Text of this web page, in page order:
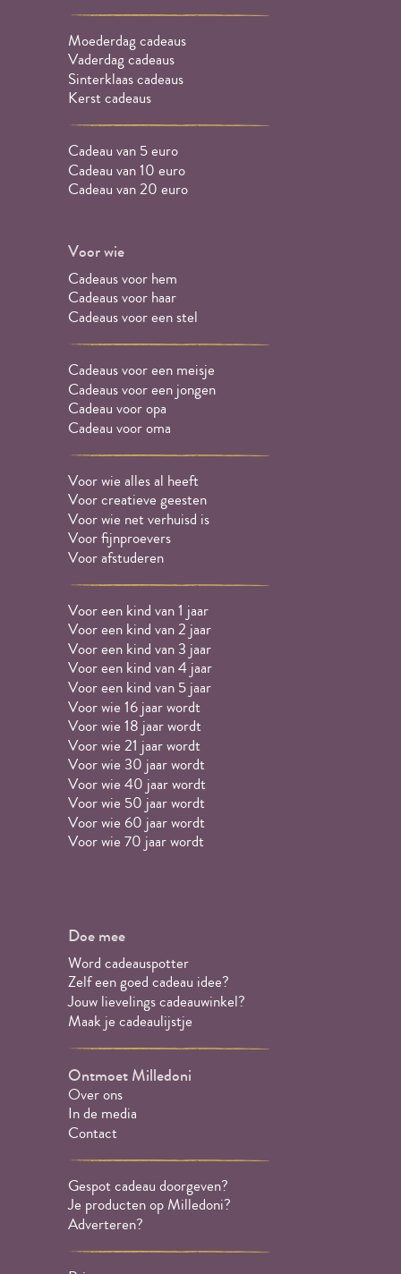
Moederdag cadeaus
Vaderdag cadeaus
Sinterklaas cadeaus
Kerst cadeaus
Cadeau van 5 euro
Cadeau van 10 euro
Cadeau van 20 euro
Voor wie
Cadeaus voor hem
Cadeaus voor haar
Cadeaus voor een stel
Cadeaus voor een meisje
Cadeaus voor een jongen
Cadeau voor opa
Cadeau voor oma
Voor wie alles al heeft
Voor creatieve geesten
Voor wie net verhuisd is
Voor fijnproevers
Voor afstuderen
Voor een kind van 1 jaar
Voor een kind van 2 jaar
Voor een kind van 3 jaar
Voor een kind van 4 jaar
Voor een kind van 5 jaar
Voor wie 16 jaar wordt
Voor wie 18 jaar wordt
Voor wie 21 jaar wordt
Voor wie 30 jaar wordt
Voor wie 40 jaar wordt
Voor wie 50 jaar wordt
Voor wie 60 jaar wordt
Voor wie 70 jaar wordt
Doe mee
Word cadeauspotter
Zelf een goed cadeau idee?
Jouw lievelings cadeauwinkel?
Maak je cadeaulijstje
Ontmoet Milledoni
Over ons
In de media
Contact
Gespot cadeau doorgeven?
Je producten op Milledoni?
Adverteren?